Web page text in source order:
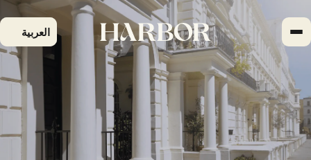
إلى
المحتوى
العربية